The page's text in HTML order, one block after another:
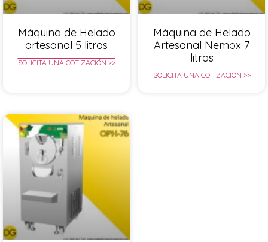
Máquina de Helado
artesanal 5 litros
SOLICITA UNA COTIZACIÓN >>
Máquina de Helado
Artesanal Nemox 7
litros
SOLICITA UNA COTIZACIÓN >>